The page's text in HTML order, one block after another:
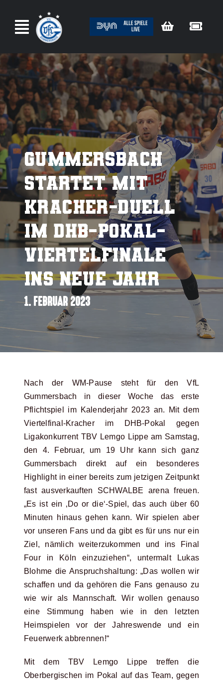
Inhalt
springen
Gummersbach
startet mit
Kracher-Duell
im DHB-Pokal-
Viertelfinale
ins neue Jahr
1. FEBRUAR 2023
Nach der WM-Pause steht für den VfL
Gummersbach in dieser Woche das erste
Pflichtspiel im Kalenderjahr 2023 an. Mit dem
Viertelfinal-Kracher im DHB-Pokal gegen
Ligakonkurrent TBV Lemgo Lippe am Samstag,
den 4. Februar, um 19 Uhr kann sich ganz
Gummersbach direkt auf ein besonderes
Highlight in einer bereits zum jetzigen Zeitpunkt
fast ausverkauften SCHWALBE arena freuen.
„Es ist ein ‚Do or die‘-Spiel, das auch über 60
Minuten hinaus gehen kann. Wir spielen aber
vor unseren Fans und da gibt es für uns nur ein
Ziel, nämlich weiterzukommen und ins Final
Four in Köln einzuziehen“, untermalt Lukas
Blohme die Anspruchshaltung: „Das wollen wir
schaffen und da gehören die Fans genauso zu
wie wir als Mannschaft. Wir wollen genauso
eine Stimmung haben wie in den letzten
Heimspielen vor der Jahreswende und ein
Feuerwerk abbrennen!“
Mit dem TBV Lemgo Lippe treffen die
Oberbergischen im Pokal auf das Team, gegen